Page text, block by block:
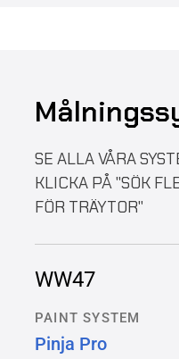
SE ALLA VÅRA
KLICKA PÅ "SÖK
FÖR TRÄYTOR"
WW47
PAINT SYSTEM
Pinja Pro